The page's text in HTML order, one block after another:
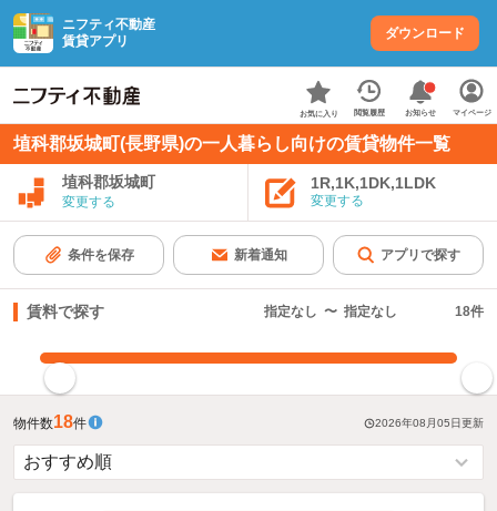
ニフティ不動産
賃貸アプリ
ダウンロード
お気に入り 閲覧履歴 お知らせ マイページ
埴科郡坂城町(長野県)の一人暮らし向けの賃貸物件一覧
埴科郡坂城町
変更する
1R,1K,1DK,1LDK
変更する
条件を保存 新着通知 アプリで探す
賃料で探す 指定なし 〜 指定なし 18件
物件数18件 2026年08月05日更新